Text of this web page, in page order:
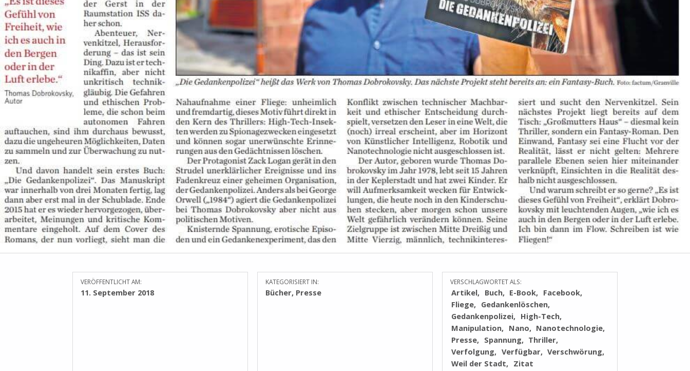
VERÖFFENTLICHT AM:
11. September 2018
KATEGORISIERT IN:
Bücher, Presse
VERSCHLAGWORTET ALS:
Artikel Buch E-Book
Facebook
Fliege
Gedankenlöschen
Gedankenpolizei
High-Tech
Manipulation
Nano
Nanotechnologie
Presse
Spannung
Thriller
Verfolgung
Verfügbar
Verschwörung
Weil der Stadt
Zitat